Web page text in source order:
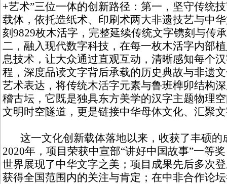
+艺术”三位一体的创新路径：第一，坚守传统
载体，依托造纸术、印刷术两大非遗技艺与中
刻9829枚木活字，完整延续传统文字镌刻与传
二，融入现代数字科技，在每一枚木活字内部
息技术，让大众通过直观互动，清晰感知每个
程，深度品读文字背后承载的历史典故与非遗
艺术表达，将传统木活字元素与鲁班榫卯结构
稽古坛，它既是独具东方美学的汉字主题物理
文明时空隧道，更是链接中华母体文化、汇聚
这一文化创新载体落地以来，收获了丰硕的
2020年，项目荣获中宣部“讲好中国故事”一等
世界展现了中华文字之美；项目成果先后多次
获得全国范围内的关注与肯定；在中非合作论